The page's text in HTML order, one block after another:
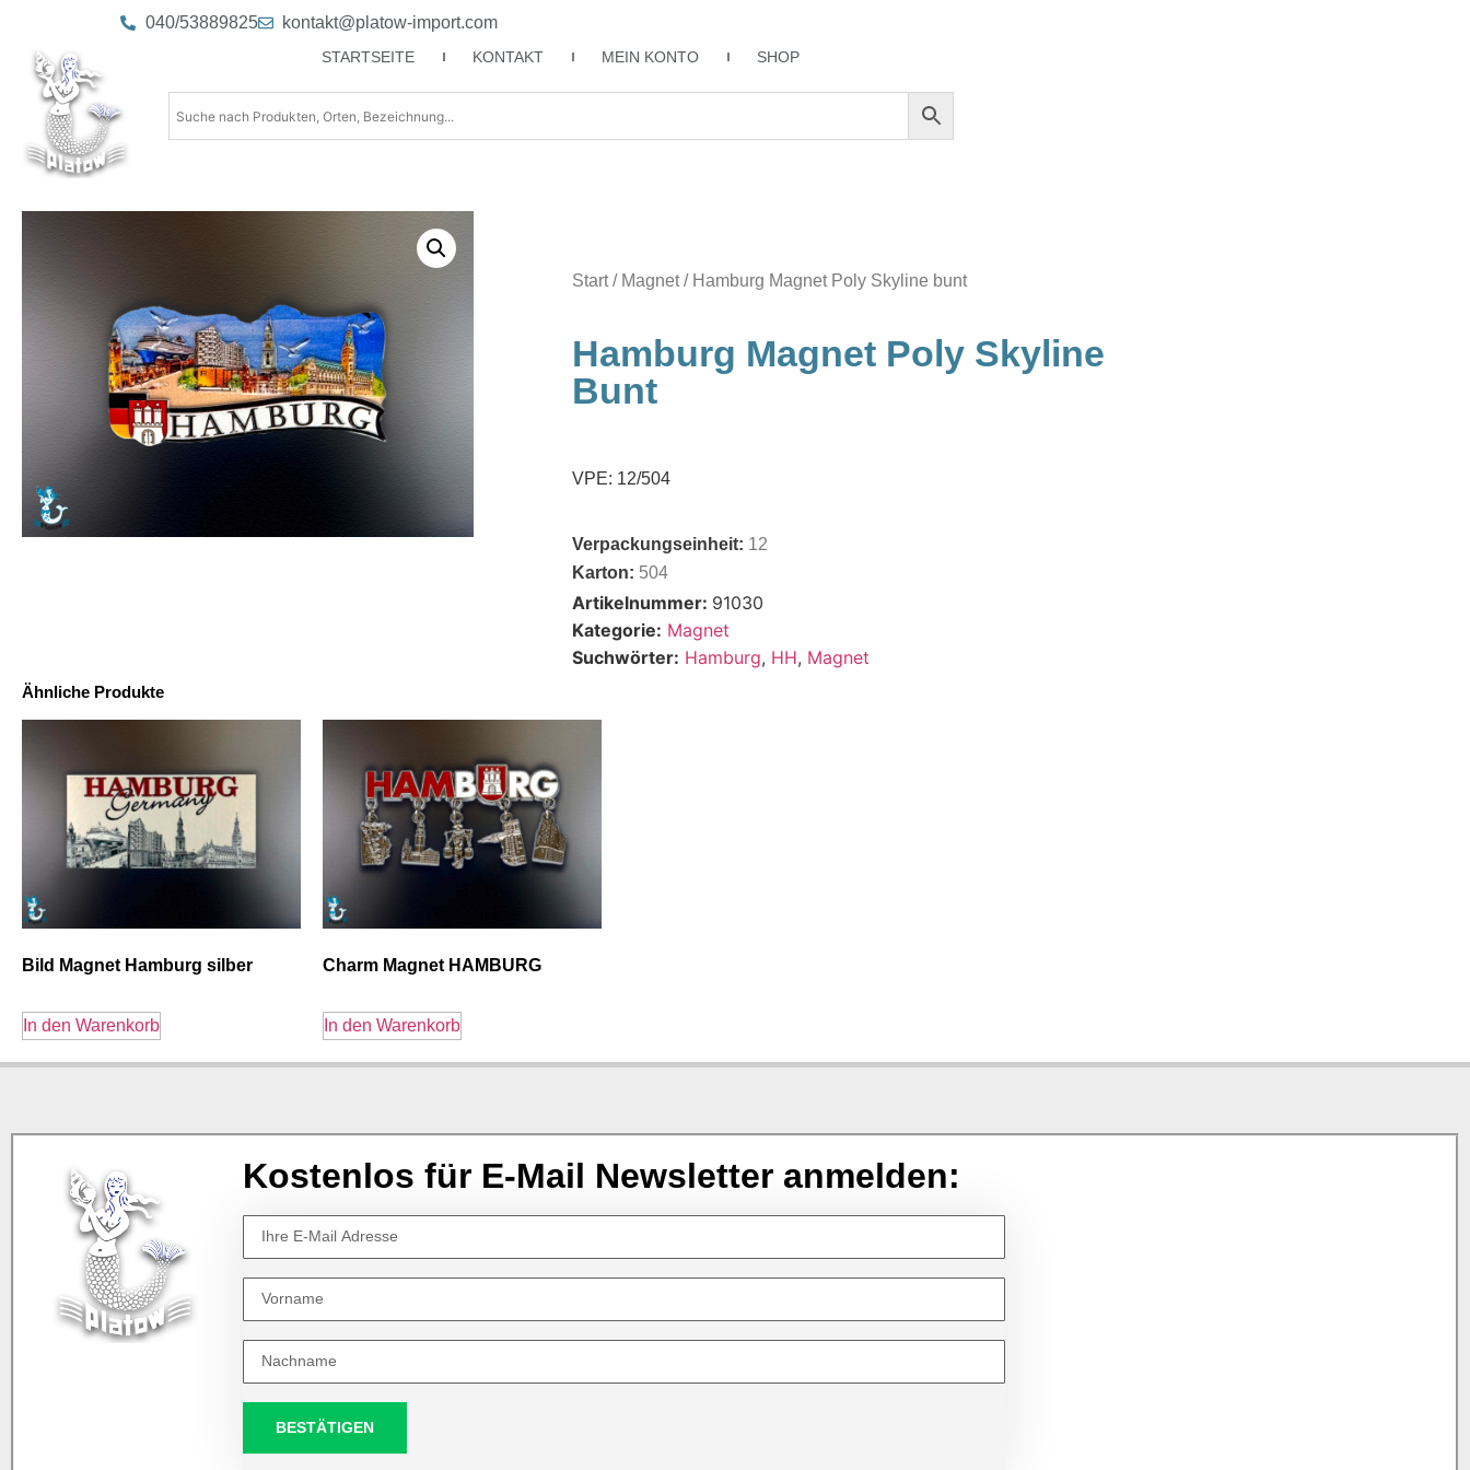
040/53889825 kontakt@platow-import.com
STARTSEITE KONTAKT MEIN KONTO SHOP
Start/ Magnet/ Hamburg Magnet Poly Skyline bunt
Hamburg Magnet Poly Skyline
Bunt
VPE: 12/504
Verpackungseinheit: 12
Karton: 504
Artikelnummer: 91030
Kategorie: Magnet
Suchwörter: Hamburg, HH, Magnet
Ähnliche Produkte
Bild Magnet Hamburg silber
In den Warenkorb
Charm Magnet HAMBURG
In den Warenkorb
Kostenlos für E-Mail Newsletter anmelden:
BESTÄTIGEN